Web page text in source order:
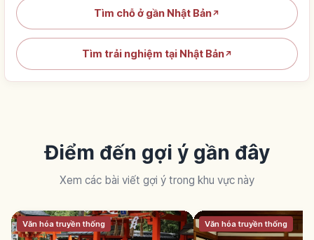
Tìm chỗ ở gần Nhật Bản↗
Tìm trải nghiệm tại Nhật Bản↗
Điểm đến gợi ý gần đây
Xem các bài viết gợi ý trong khu vực này
Văn hóa truyền thống Văn hóa truyền thống